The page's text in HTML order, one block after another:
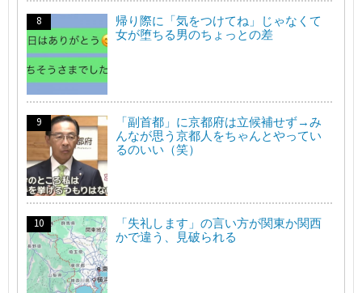
帰り際に「気をつけてね」じゃなくて
女が堕ちる男のちょっとの差
「副首都」に京都府は立候補せず→み
んなが思う京都人をちゃんとやってい
るのいい（笑）
「失礼します」の言い方が関東か関西
かで違う、見破られる